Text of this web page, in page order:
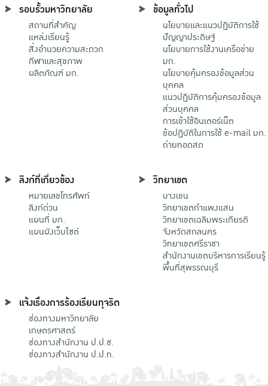
รอบรั้วมหาวิทยาลัย
สถานที่สำคัญ
แหล่งเรียนรู้
สิ่งอำนวยความสะดวก
กีฬาและสุขภาพ
ผลิตภัณฑ์ มก.
ข้อมูลทั่วไป
นโยบายและแนวปฏิบัติการใช้
ปัญญาประดิษฐ์
นโยบายการใช้งานเครือข่าย
มก.
นโยบายคุ้มครองข้อมูลส่วน
บุคคล
แนวปฏิบัติการคุ้มครองข้อมูล
ส่วนบุคคล
การเข้าใช้อินเตอร์เน็ต
ข้อปฏิบัติในการใช้ e-mail มก.
ถ่ายทอดสด
ลิงก์ที่เกี่ยวข้อง
หมายเลขโทรศัพท์
ลิงก์ด่วน
แผนที่ มก.
แผนผังเว็บไซต์
วิทยาเขต
บางเขน
วิทยาเขตกําแพงแสน
วิทยาเขตเฉลิมพระเกียรติ
จังหวัดสกลนคร
วิทยาเขตศรีราชา
สำนักงานเขตบริหารการเรียนรู้
พื้นที่สุพรรณบุรี
แจ้งเรื่องการร้องเรียนทุจริต
ช่องทางมหาวิทยาลัย
เกษตรศาสตร์
ช่องทางสำนักงาน ป.ป.ช.
ช่องทางสำนักงาน ป.ป.ท.